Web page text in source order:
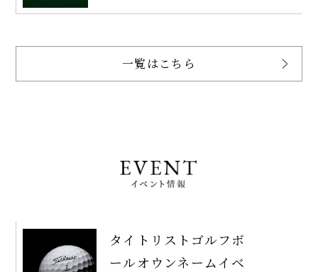
一覧はこちら
タイトリストゴルフボ
ールオウンネームイベ